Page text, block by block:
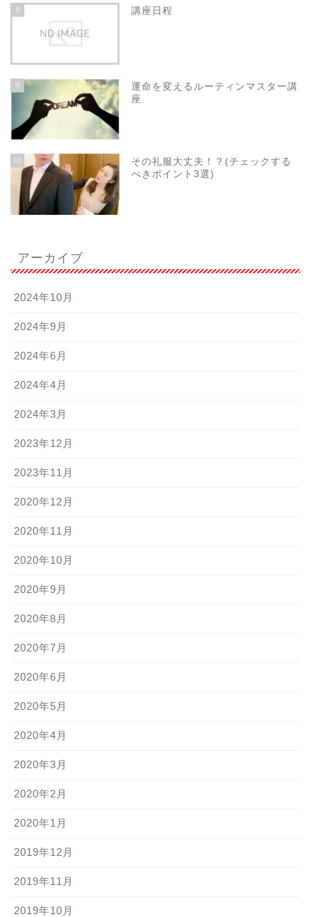
8 講座日程
9
運命を変えるルーティンマスター講
座
10
その礼服大丈夫！？(チェックする
べきポイント3選)
アーカイブ
2024年10月
2024年9月
2024年6月
2024年4月
2024年3月
2023年12月
2023年11月
2020年12月
2020年11月
2020年10月
2020年9月
2020年8月
2020年7月
2020年6月
2020年5月
2020年4月
2020年3月
2020年2月
2020年1月
2019年12月
2019年11月
2019年10月